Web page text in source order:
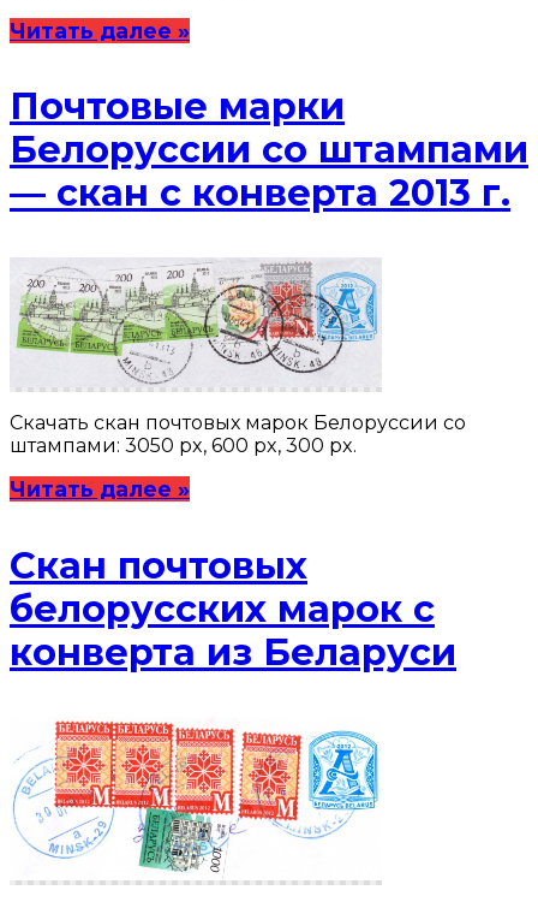
Читать далее »
Почтовые марки
Белоруссии со штампами
— скан с конверта 2013 г.
Скачать скан почтовых марок Белоруссии со
штампами: 3050 px, 600 px, 300 px.
Читать далее »
Скан почтовых
белорусских марок с
конверта из Беларуси